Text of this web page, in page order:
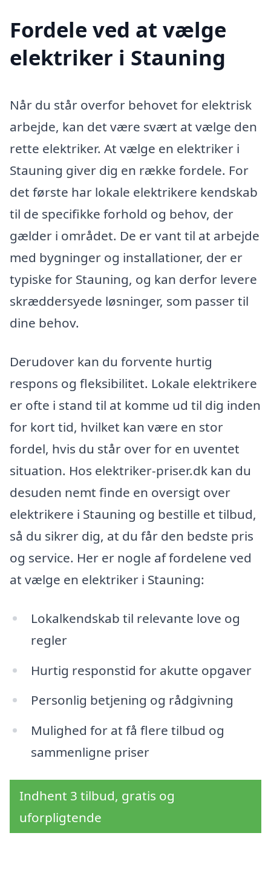
Fordele ved at vælge
elektriker i Stauning
Når du står overfor behovet for elektrisk
arbejde, kan det være svært at vælge den
rette elektriker. At vælge en elektriker i
Stauning giver dig en række fordele. For
det første har lokale elektrikere kendskab
til de specifikke forhold og behov, der
gælder i området. De er vant til at arbejde
med bygninger og installationer, der er
typiske for Stauning, og kan derfor levere
skræddersyede løsninger, som passer til
dine behov.
Derudover kan du forvente hurtig
respons og fleksibilitet. Lokale elektrikere
er ofte i stand til at komme ud til dig inden
for kort tid, hvilket kan være en stor
fordel, hvis du står over for en uventet
situation. Hos elektriker-priser.dk kan du
desuden nemt finde en oversigt over
elektrikere i Stauning og bestille et tilbud,
så du sikrer dig, at du får den bedste pris
og service. Her er nogle af fordelene ved
at vælge en elektriker i Stauning:
Lokalkendskab til relevante love og
regler
Hurtig responstid for akutte opgaver
Personlig betjening og rådgivning
Mulighed for at få flere tilbud og
sammenligne priser
Indhent 3 tilbud, gratis og
uforpligtende